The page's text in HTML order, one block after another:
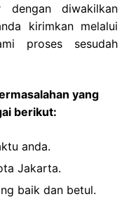
diwakilkan
kirimkan melalui
proses sesudah
yang
berikut:
anda.
Jakarta.
baik dan betul.